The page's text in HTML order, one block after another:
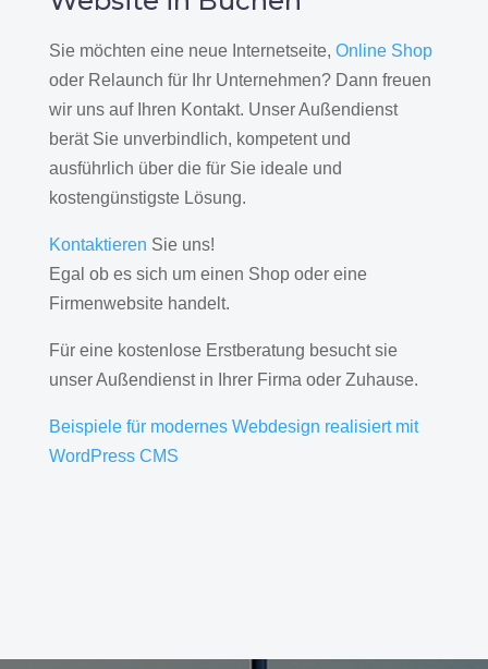
Sie möchten eine neue Internetseite, Online Shop
oder Relaunch für Ihr Unternehmen? Dann freuen
wir uns auf Ihren Kontakt. Unser Außendienst
berät Sie unverbindlich, kompetent und
ausführlich über die für Sie ideale und
kostengünstigste Lösung.
Kontaktieren Sie uns!
Egal ob es sich um einen Shop oder eine
Firmenwebsite handelt.
Für eine kostenlose Erstberatung besucht sie
unser Außendienst in Ihrer Firma oder Zuhause.
Beispiele für modernes Webdesign realisiert mit
WordPress CMS